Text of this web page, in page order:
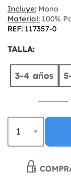
Incluye: Mono
Material: 100%
REF: 117357-0
TALLA:
3-4 años